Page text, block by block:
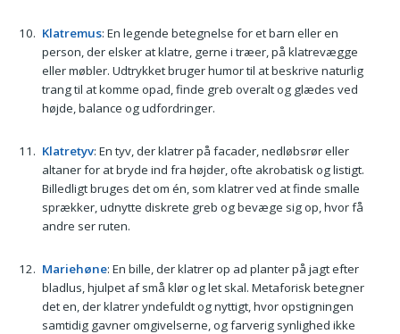
Klatremus: En legende betegnelse for et barn eller en
person, der elsker at klatre, gerne i træer, på klatrevægge
eller møbler. Udtrykket bruger humor til at beskrive naturlig
trang til at komme opad, finde greb overalt og glædes ved
højde, balance og udfordringer.
Klatretyv: En tyv, der klatrer på facader, nedløbsrør eller
altaner for at bryde ind fra højder, ofte akrobatisk og listigt.
Billedligt bruges det om én, som klatrer ved at finde smalle
sprækker, udnytte diskrete greb og bevæge sig op, hvor få
andre ser ruten.
Mariehøne: En bille, der klatrer op ad planter på jagt efter
bladlus, hjulpet af små klør og let skal. Metaforisk betegner
det en, der klatrer yndefuldt og nyttigt, hvor opstigningen
samtidig gavner omgivelserne, og farverig synlighed ikke